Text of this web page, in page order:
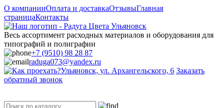
О компанииОплата и доставкаОтзывыГлавная
страницаКонтакты
Весь ассортимент расходных материалов и оборудования для
типографий и полиграфии
+7 (9510) 98 28 87
raduga073@yandex.ru
Ульяновск, ул. Архангельского, 6 Заказать
обратный звонок